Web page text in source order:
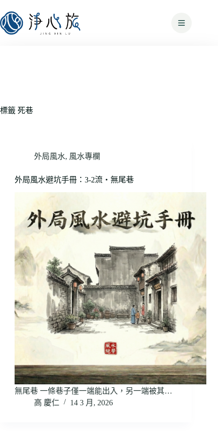
標籤 死巷
外局風水, 風水專欄
外局風水避坑手冊：3-2流・無尾巷
無尾巷 一條巷子僅一端能出入，另一端被其…
高 慶仁
14 3 月, 2026